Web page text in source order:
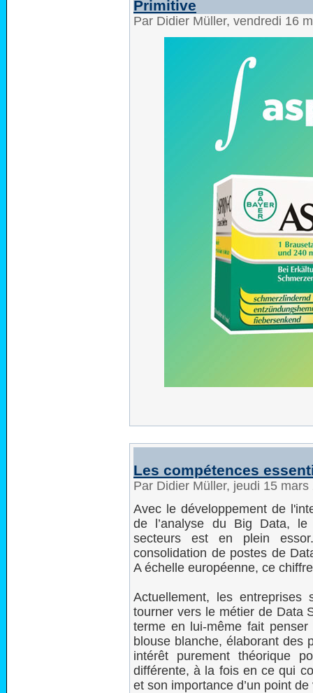
Primitive
Par Didier Müller, vendredi 16
Les compétences
Par Didier Müller, jeudi 15
Avec le développement de
de l’analyse du Big Data,
secteurs est en plein
consolidation de postes de
A échelle européenne, ce
Actuellement, les
tourner vers le métier de Data
terme en lui-même fait
blouse blanche, élaborant des
intérêt purement théorique
différente, à la fois en ce qui
et son importance d’un point